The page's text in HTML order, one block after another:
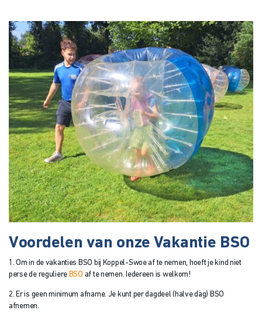
Voordelen van onze Vakantie BSO
1. Om in de vakanties BSO bij Koppel-Swoe af te nemen, hoeft je kind niet
perse de reguliere BSO af te nemen. Iedereen is welkom!
2. Er is geen minimum afname. Je kunt per dagdeel (halve dag) BSO
afnemen.